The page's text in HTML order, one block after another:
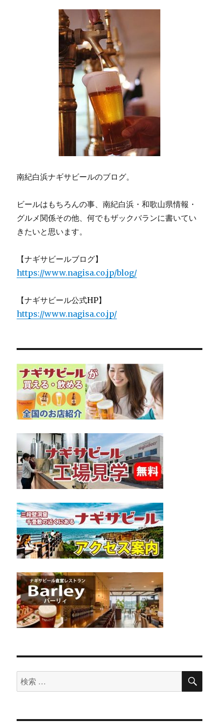
南紀白浜ナギサビールのブログ。
ビールはもちろんの事、南紀白浜・和歌山県情報・
グルメ関係その他、何でもザックバランに書いてい
きたいと思います。
【ナギサビールブログ】
https://www.nagisa.co.jp/blog/
【ナギサビール公式HP】
https://www.nagisa.co.jp/
検
索
象:
検